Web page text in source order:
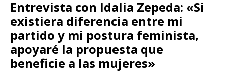
Entrevista con Idalia Zepeda: «Si
existiera diferencia entre mi
partido y mi postura feminista,
apoyaré la propuesta que
beneficie a las mujeres»